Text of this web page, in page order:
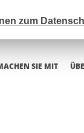
SIE MIT
zum